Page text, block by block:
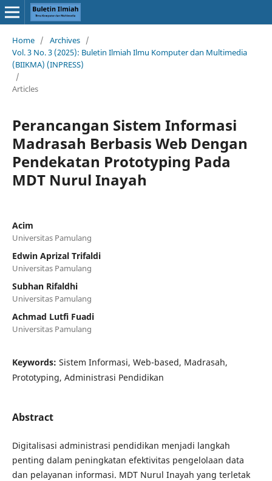
Home / Archives /
Vol. 3 No. 3 (2025): Buletin Ilmiah Ilmu Komputer dan Multimedia
(BIIKMA) (INPRESS)
/
Articles
Perancangan Sistem Informasi
Madrasah Berbasis Web Dengan
Pendekatan Prototyping Pada
MDT Nurul Inayah
Acim
Universitas Pamulang
Edwin Aprizal Trifaldi
Universitas Pamulang
Subhan Rifaldhi
Universitas Pamulang
Achmad Lutfi Fuadi
Universitas Pamulang
Keywords: Sistem Informasi, Web-based, Madrasah,
Prototyping, Administrasi Pendidikan
Abstract
Digitalisasi administrasi pendidikan menjadi langkah
penting dalam peningkatan efektivitas pengelolaan data
dan pelayanan informasi. MDT Nurul Inayah yang terletak